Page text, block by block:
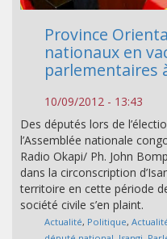
Province
nationaux en
parlementaires
10/09/2012 - 13:43
Des députés lors de
l’Assemblée nationale
Radio Okapi/ Ph. John
dans la circonscription
territoire en cette période
société civile s’en plaint.
Actualité, Politique,